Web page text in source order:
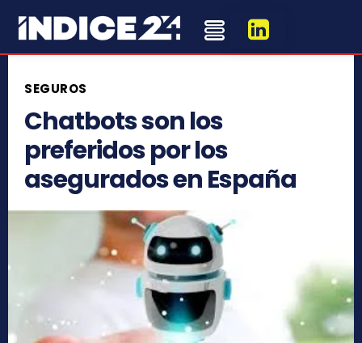
SEGUROS
Chatbots son los
preferidos por los
asegurados en España